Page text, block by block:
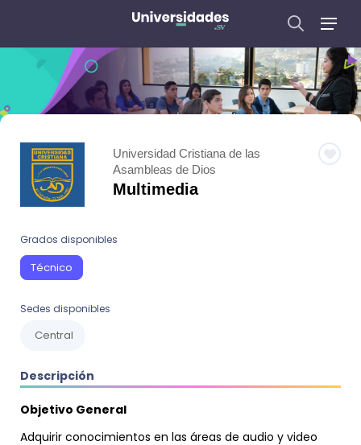
Universidad Cristiana de las
Asambleas de Dios
Multimedia
Grados disponibles
Técnico
Sedes disponibles
Central
Descripción
Objetivo General
Adquirir conocimientos en las áreas de audio y video